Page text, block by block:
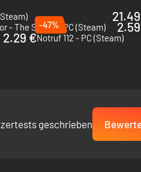
- The Squad - PC (Steam)
2.29 €
-47%
Notruf 112 - PC (Steam)
geschrieben